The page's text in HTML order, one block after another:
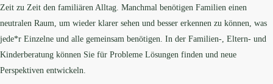
Zeit zu Zeit den familiären Alltag. Manchmal benötigen Familien einen
neutralen Raum, um wieder klarer sehen und besser erkennen zu können, was
jede*r Einzelne und alle gemeinsam benötigen. In der Familien-, Eltern- und
Kinderberatung können Sie für Probleme Lösungen finden und neue
Perspektiven entwickeln.